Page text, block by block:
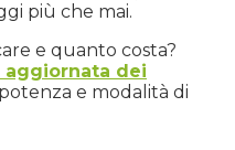
più che mai.
e quanto costa?
aggiornata dei
e modalità di